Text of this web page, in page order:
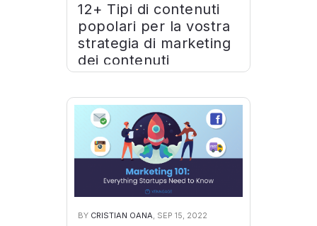
12+ Tipi di contenuti
popolari per la vostra
strategia di marketing
dei contenuti
BY CRISTIAN OANA, SEP 15, 2022